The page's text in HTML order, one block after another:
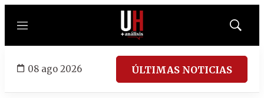
Menú
Mostrar
08 ago 2026 ÚLTIMAS NOTICIAS